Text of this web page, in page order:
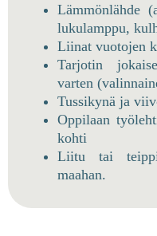
Lämmönlähde
lukulamppu,
Liinat vuotojen
Tarjotin
varten
Tussikynä ja
Oppilaan
kohti
Liitu tai teippi
maahan.